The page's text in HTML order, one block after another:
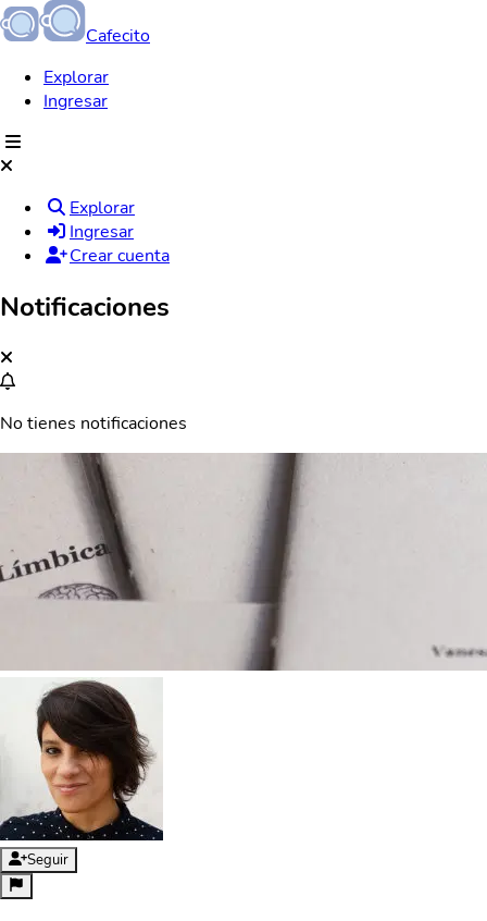
Cafecito
Explorar
Ingresar
Explorar
Ingresar
Crear cuenta
Notificaciones
No tienes notificaciones
Seguir